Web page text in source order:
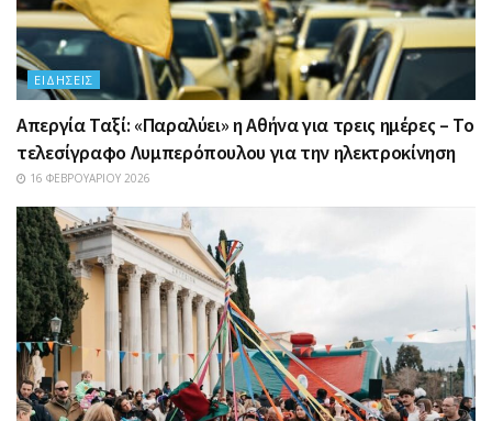
ΕΙΔΉΣΕΙΣ
Απεργία Ταξί: «Παραλύει» η Αθήνα για τρεις ημέρες – Το
τελεσίγραφο Λυμπερόπουλου για την ηλεκτροκίνηση
16 ΦΕΒΡΟΥΑΡΊΟΥ 2026